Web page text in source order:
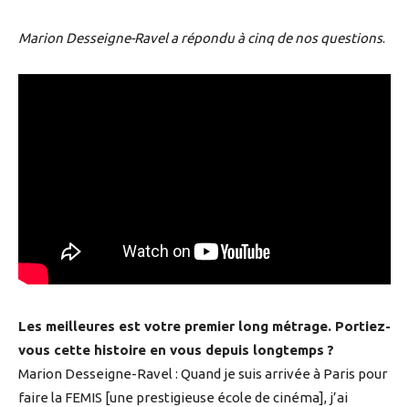
Marion Desseigne-Ravel a répondu à cinq de nos questions.
Les meilleures est votre premier long métrage. Portiez-
vous cette histoire en vous depuis longtemps ?
Marion Desseigne-Ravel : Quand je suis arrivée à Paris pour
faire la FEMIS [une prestigieuse école de cinéma], j’ai